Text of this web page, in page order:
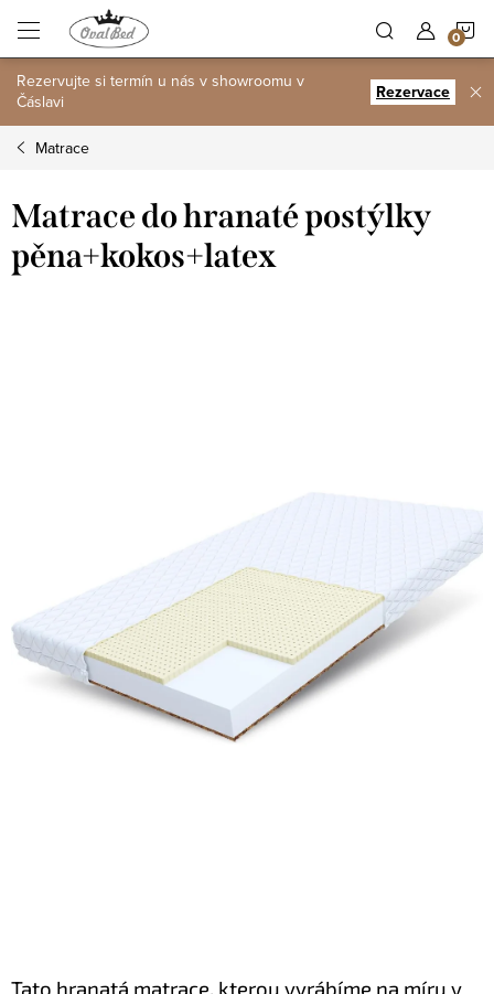
obsah
Rezervujte si termín u nás v showroomu v
Čáslavi
Rezervace
Matrace
Matrace do hranaté postýlky
pěna+kokos+latex
Tato hranatá matrace, kterou vyrábíme na míru v